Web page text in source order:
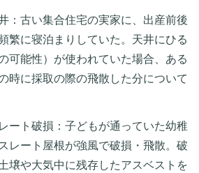
：古い集合住宅の実家に、出産前後
繁に寝泊まりしていた。天井にひる
可能性）が使われていた場合、ある
時に採取の際の飛散した分について
ート破損：子どもが通っていた幼稚
レート屋根が強風で破損・飛散。破
壌や大気中に残存したアスベストを